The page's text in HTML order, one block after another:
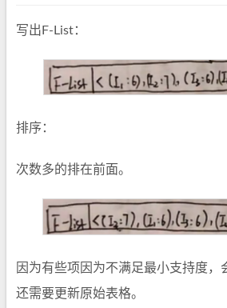
写出F-List：
排序：
次数多的排在前面。
因为有些项因为不满足最小支持度，
还需要更新原始表格。